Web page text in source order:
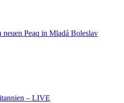
neuen Peaq in Mladá Boleslav
– LIVE